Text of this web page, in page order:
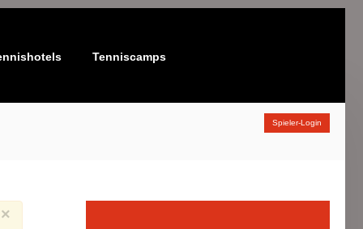
Tenniscamps
Spieler-Login
×